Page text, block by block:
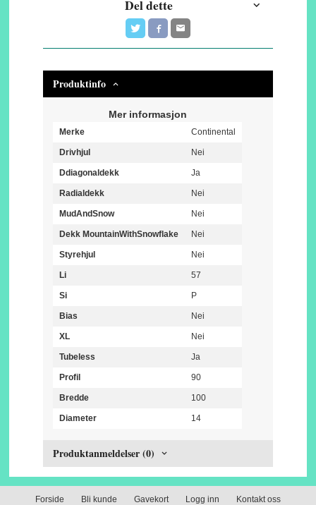
Del dette
Produktinfo
Mer informasjon
Merke Continental
Drivhjul Nei
Ddiagonaldekk Ja
Radialdekk Nei
MudAndSnow Nei
Dekk MountainWithSnowflake Nei
Styrehjul Nei
Li 57
Si P
Bias Nei
XL Nei
Tubeless Ja
Profil 90
Bredde 100
Diameter 14
Produktanmeldelser (0)
Forside Bli kunde Gavekort Logg inn Kontakt oss